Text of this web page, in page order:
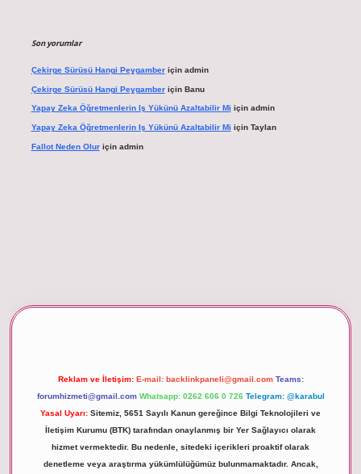
Son yorumlar
Çekirge Sürüsü Hangi Peygamberiçin admin
Çekirge Sürüsü Hangi Peygamberiçin Banu
Yapay Zeka Öğretmenlerin Iş Yükünü Azaltabilir Mi için admin
Yapay Zeka Öğretmenlerin Iş Yükünü Azaltabilir Mi için Taylan
Fallot Neden Oluriçin admin
Reklam ve İletişim: E-mail: backlinkpaneli@gmail.com Teams:
forumhizmeti@gmail.com Whatsapp: 0262 606 0 726 Telegram: @karabul
Yasal Uyarı: Sitemiz, 5651 Sayılı Kanun gereğince Bilgi Teknolojileri ve
İletişim Kurumu (BTK) tarafından onaylanmış bir Yer Sağlayıcı olarak
hizmet vermektedir. Bu nedenle, sitedeki içerikleri proaktif olarak
denetleme veya araştırma yükümlülüğümüz bulunmamaktadır. Ancak,